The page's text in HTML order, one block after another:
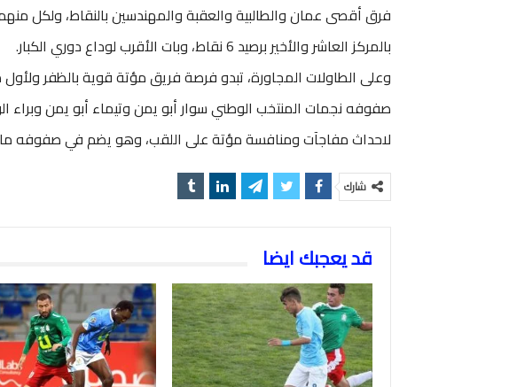
بالمركز العاشر والأخير برصيد 6 نقاط، وبات الأقرب لوداع دوري الكبار.
وعلى الطاولات المجاورة، تبدو فرصة فريق مؤتة قوية بالظفر
صفوفه نجمات المنتخب الوطني سوار أبو يمن وتيماء أبو يمن وبراء
لاحداث مفاجآت ومنافسة مؤتة على اللقب، وهو يضم في صفوفه
شارك
قد يعجبك ايضا